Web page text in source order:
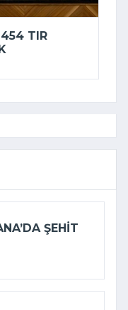
454 TIR
ŞEHIT